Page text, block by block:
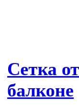
Сетка
балконе